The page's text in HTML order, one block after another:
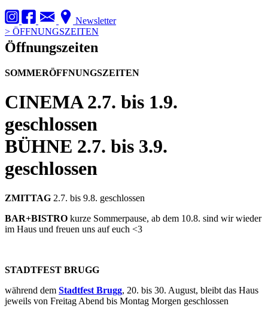
Newsletter
> ÖFFNUNGSZEITEN
Öffnungszeiten
SOMMERÖFFNUNGSZEITEN
CINEMA2.7. bis 1.9.
geschlossen
BÜHNE 2.7. bis 3.9.
geschlossen
ZMITTAG 2.7. bis 9.8. geschlossen
BAR+BISTRO kurze Sommerpause, ab dem 10.8. sind wir wieder
im Haus und freuen uns auf euch <3
STADTFEST BRUGG
während dem Stadtfest Brugg, 20. bis 30. August, bleibt das Haus
jeweils von Freitag Abend bis Montag Morgen geschlossen